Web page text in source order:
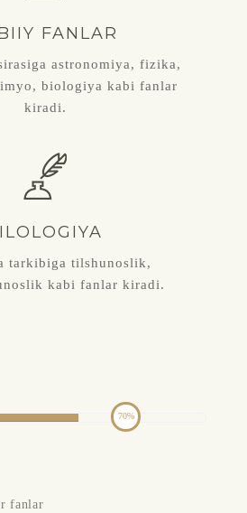
FANLAR
astronomiya, fizika,
biologiya kabi fanlar
kiradi.
tarkibiga tilshunoslik,
kabi fanlar kiradi.
70
fanlar